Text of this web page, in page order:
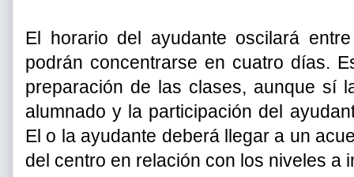
El horario del ayudante oscilará
podrán concentrarse en cuatro días.
preparación de las clases, aunque sí
alumnado y la participación del
El o la ayudante deberá llegar a un
del centro en relación con los niveles a